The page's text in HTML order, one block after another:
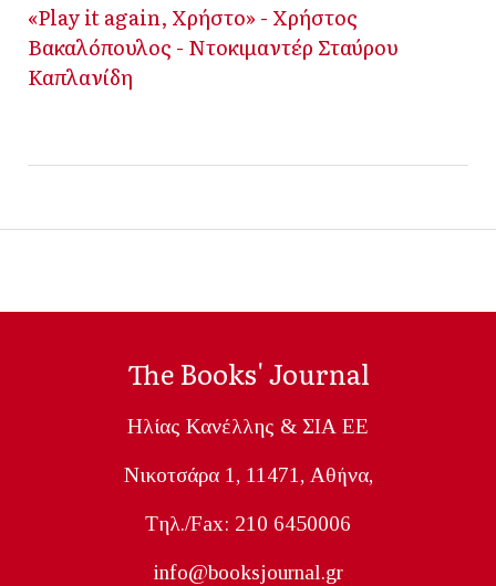
«Play it again, Χρήστο» - Χρήστος
Βακαλόπουλος - Ντοκιμαντέρ Σταύρου
Καπλανίδη
The Books' Journal
Ηλίας Κανέλλης & ΣΙΑ ΕΕ
Nικοτσάρα 1, 11471, Aθήνα,
Tηλ./Fax: 210 6450006
info@booksjournal.gr